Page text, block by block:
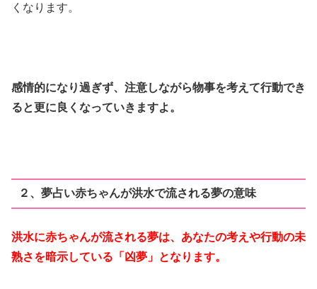
くなります。
感情的になり過ぎず、注意しながら物事を考えて行動でき
ると更に良くなっていきますよ。
２、夢占い赤ちゃんが洪水で流される夢の意味
洪水に赤ちゃんが流される夢は、あなたの考えや行動の未
熟さを暗示している「凶夢」となります。